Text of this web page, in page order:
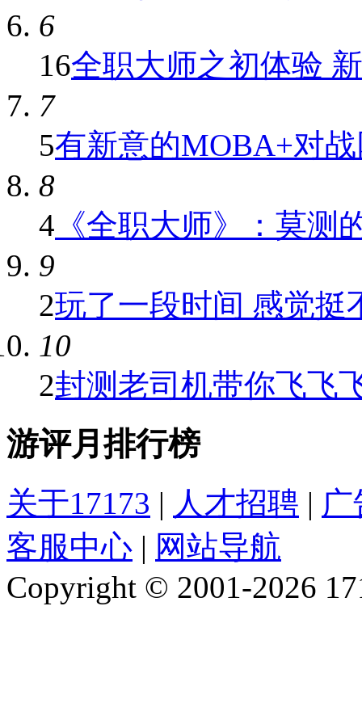
6
16全职大师之初体验
7
5有新意的MOBA+对
8
4 《全职大师》：莫测
9
2玩了一段时间 感觉挺
10
2封测老司机带你飞飞
游评月排行榜
关于17173 | 人才招聘 |
客服中心 | 网站导航
Copyright © 2001-2026